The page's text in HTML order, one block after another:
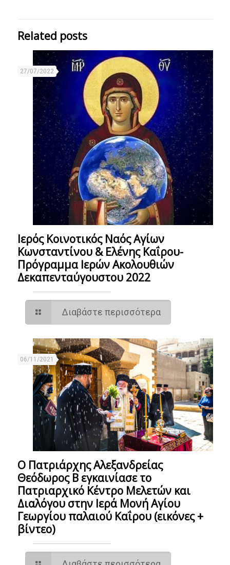
Related posts
27/07/2022
Ιερός Κοινοτικός Ναός Αγίων
Κωνσταντίνου & Ελένης Καΐρου-
Πρόγραμμα Ιερών Ακολουθιών
Δεκαπενταύγουστου 2022
Διαβάστε περισσότερα
06/11/2021
Ο Πατριάρχης Αλεξανδρείας
Θεόδωρος Β εγκαινίασε το
Πατριαρχικό Κέντρο Μελετών και
Διαλόγου στην Ιερά Μονή Αγίου
Γεωργίου παλαιού Καΐρου (εικόνες +
βίντεο)